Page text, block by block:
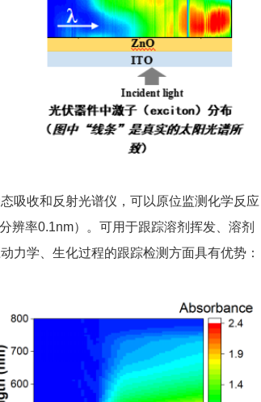
吸收和反射光谱仪，可以原位监测化学反应
辨率0.1nm）。可用于跟踪溶剂挥发、溶剂
力学、生化过程的跟踪检测方面具有优势：